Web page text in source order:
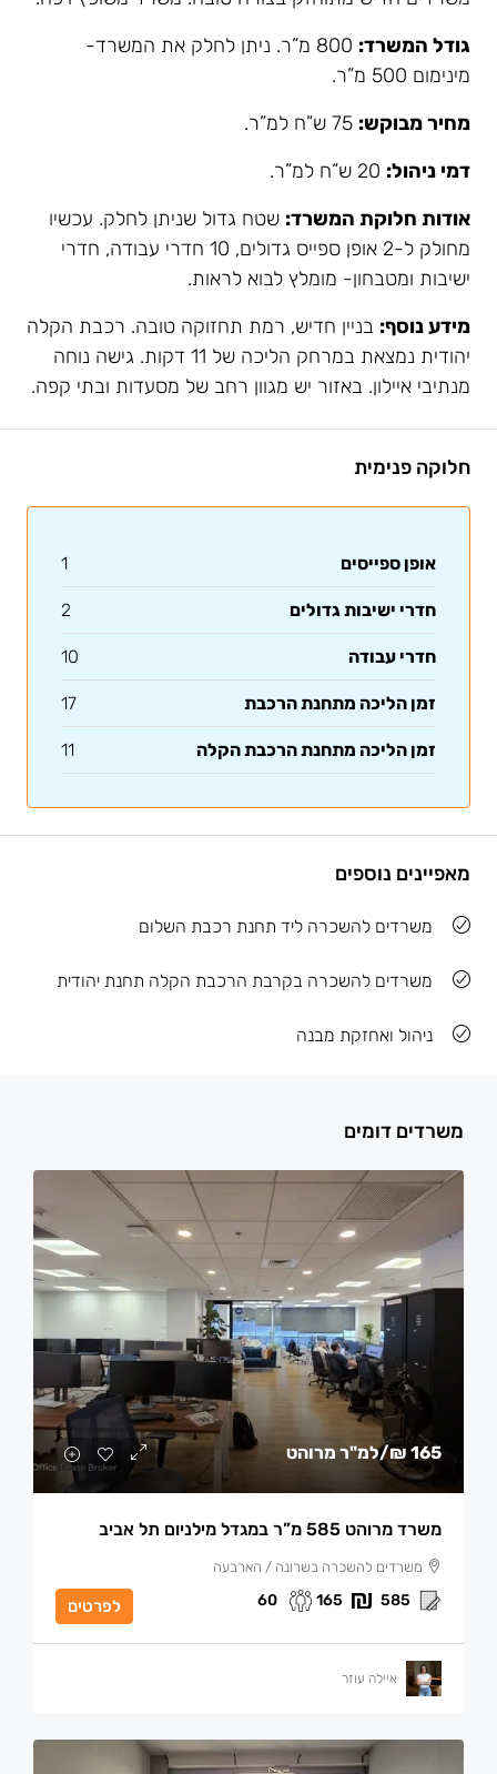
גודל המשרד:
800 מ”ר. ניתן לחלק את המשרד-
מינימום 500 מ”ר.
מחיר מבוקש:
דמי ניהול:
אודות חלוקת המשרד: שטח גדול שניתן לחלק. עכשיו
מחולק ל-2 אופן ספייס גדולים, 10 חדרי עבודה, חדרי
ישיבות ומטבחון- מומלץ לבוא לראות.
מידע נוסף: בניין חדיש, רמת תחזוקה טובה. רכבת הקלה
יהודית נמצאת במרחק הליכה של 11 דקות. גישה נוחה
מנתיבי איילון. באזור יש מגוון רחב של מסעדות ובתי קפה.
חלוקה פנימית
אופן ספייסים 1
חדרי ישיבות גדולים 2
חדרי עבודה 10
זמן הליכה מתחנת הרכבת 17
זמן הליכה מתחנת הרכבת הקלה 11
מאפיינים נוספים
משרדים להשכרה ליד תחנת רכבת השלום
משרדים להשכרה בקרבת הרכבת הקלה תחנת יהודית
ניהול ואחזקת מבנה
משרדים דומים
165 ₪ /למ"ר מרוהט
משרד מרוהט 585 מ”ר במגדל מילניום תל אביב
משרדים להשכרה בשרונה / הארבעה
585
165
60 לפרטים
איילה עוזר